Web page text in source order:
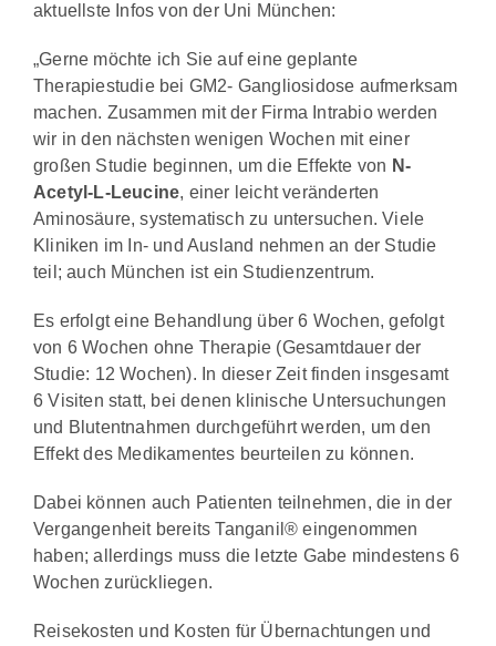
aktuellste Infos von der Uni München:
„Gerne möchte ich Sie auf eine geplante
Therapiestudie bei GM2- Gangliosidose aufmerksam
machen. Zusammen mit der Firma Intrabio werden
wir in den nächsten wenigen Wochen mit einer
großen Studie beginnen, um die Effekte von N-
Acetyl-L-Leucine, einer leicht veränderten
Aminosäure, systematisch zu untersuchen. Viele
Kliniken im In- und Ausland nehmen an der Studie
teil; auch München ist ein Studienzentrum.
Es erfolgt eine Behandlung über 6 Wochen, gefolgt
von 6 Wochen ohne Therapie (Gesamtdauer der
Studie: 12 Wochen). In dieser Zeit finden insgesamt
6 Visiten statt, bei denen klinische Untersuchungen
und Blutentnahmen durchgeführt werden, um den
Effekt des Medikamentes beurteilen zu können.
Dabei können auch Patienten teilnehmen, die in der
Vergangenheit bereits Tanganil® eingenommen
haben; allerdings muss die letzte Gabe mindestens 6
Wochen zurückliegen.
Reisekosten und Kosten für Übernachtungen und